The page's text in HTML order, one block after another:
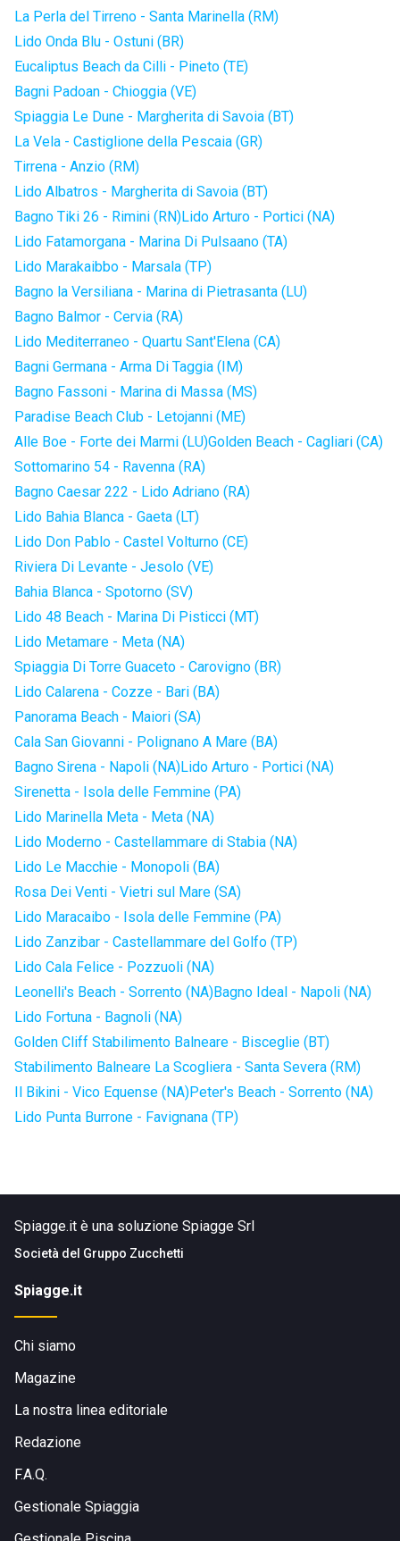
La Perla del Tirreno - Santa Marinella (RM)
Lido Onda Blu - Ostuni (BR)
Eucaliptus Beach da Cilli - Pineto (TE)
Bagni Padoan - Chioggia (VE)
Spiaggia Le Dune - Margherita di Savoia (BT)
La Vela - Castiglione della Pescaia (GR)
Tirrena - Anzio (RM)
Lido Albatros - Margherita di Savoia (BT)
Bagno Tiki 26 - Rimini (RN)Lido Arturo - Portici (NA)
Lido Fatamorgana - Marina Di Pulsaano (TA)
Lido Marakaibbo - Marsala (TP)
Bagno la Versiliana - Marina di Pietrasanta (LU)
Bagno Balmor - Cervia (RA)
Lido Mediterraneo - Quartu Sant'Elena (CA)
Bagni Germana - Arma Di Taggia (IM)
Bagno Fassoni - Marina di Massa (MS)
Paradise Beach Club - Letojanni (ME)
Alle Boe - Forte dei Marmi (LU)Golden Beach - Cagliari (CA)
Sottomarino 54 - Ravenna (RA)
Bagno Caesar 222 - Lido Adriano (RA)
Lido Bahia Blanca - Gaeta (LT)
Lido Don Pablo - Castel Volturno (CE)
Riviera Di Levante - Jesolo (VE)
Bahia Blanca - Spotorno (SV)
Lido 48 Beach - Marina Di Pisticci (MT)
Lido Metamare - Meta (NA)
Spiaggia Di Torre Guaceto - Carovigno (BR)
Lido Calarena - Cozze - Bari (BA)
Panorama Beach - Maiori (SA)
Cala San Giovanni - Polignano A Mare (BA)
Bagno Sirena - Napoli (NA)Lido Arturo - Portici (NA)
Sirenetta - Isola delle Femmine (PA)
Lido Marinella Meta - Meta (NA)
Lido Moderno - Castellammare di Stabia (NA)
Lido Le Macchie - Monopoli (BA)
Rosa Dei Venti - Vietri sul Mare (SA)
Lido Maracaibo - Isola delle Femmine (PA)
Lido Zanzibar - Castellammare del Golfo (TP)
Lido Cala Felice - Pozzuoli (NA)
Leonelli's Beach - Sorrento (NA)Bagno Ideal - Napoli (NA)
Lido Fortuna - Bagnoli (NA)
Golden Cliff Stabilimento Balneare - Bisceglie (BT)
Stabilimento Balneare La Scogliera - Santa Severa (RM)
Il Bikini - Vico Equense (NA)Peter's Beach - Sorrento (NA)
Lido Punta Burrone - Favignana (TP)
Spiagge.it è una soluzione Spiagge Srl
Società del Gruppo Zucchetti
Spiagge.it
Chi siamo
Magazine
La nostra linea editoriale
Redazione
F.A.Q.
Gestionale Spiaggia